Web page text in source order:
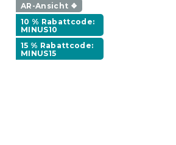
AR-Ansicht ❖
10 % Rabattcode:
MINUS10
15 % Rabattcode:
MINUS15